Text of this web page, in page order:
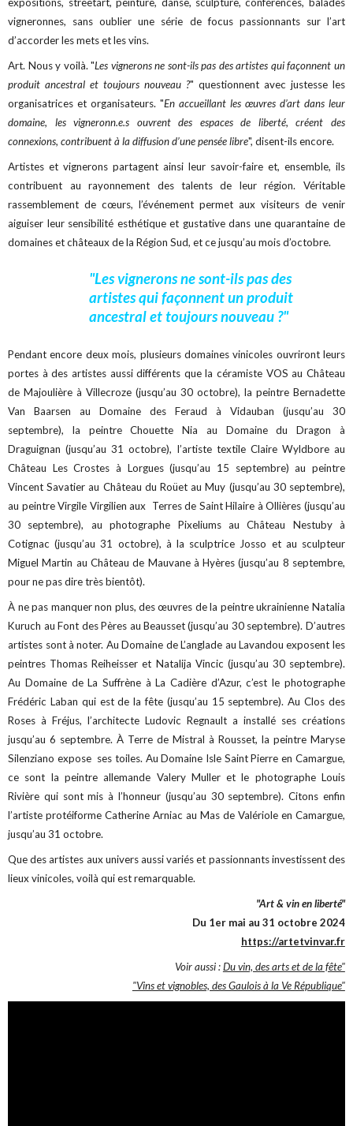
vigneronnes, sans oublier une série de focus passionnants sur l’art
d’accorder les mets et les vins.
Art. Nous y voilà. "Les vignerons ne sont-ils pas des artistes qui façonnent un
produit ancestral et toujours nouveau ?" questionnent avec justesse les
organisatrices et organisateurs. "En accueillant les œuvres d’art dans leur
domaine, les vigneronn.e.s ouvrent des espaces de liberté, créent des
connexions, contribuent à la diffusion d’une pensée libre", disent-ils encore.
Artistes et vignerons partagent ainsi leur savoir-faire et, ensemble, ils
contribuent au rayonnement des talents de leur région. Véritable
rassemblement de cœurs, l’événement permet aux visiteurs de venir
aiguiser leur sensibilité esthétique et gustative dans une quarantaine de
domaines et châteaux de la Région Sud, et ce jusqu’au mois d’octobre.
"Les vignerons ne sont-ils pas des
artistes qui façonnent un produit
ancestral et toujours nouveau ?"
Pendant encore deux mois, plusieurs domaines vinicoles ouvriront leurs
portes à des artistes aussi différents que la céramiste VOS au Château
de Majoulière à Villecroze (jusqu’au 30 octobre), la peintre Bernadette
Van Baarsen au Domaine des Feraud à Vidauban (jusqu’au 30
septembre), la peintre Chouette Nia au Domaine du Dragon à
Draguignan (jusqu’au 31 octobre), l’artiste textile Claire Wyldbore au
Château Les Crostes à Lorgues (jusqu’au 15 septembre) au peintre
Vincent Savatier au Château du Roüet au Muy (jusqu’au 30 septembre),
au peintre Virgile Virgilien aux Terres de Saint Hilaire à Ollières (jusqu’au
30 septembre), au photographe Pixeliums au Château Nestuby à
Cotignac (jusqu’au 31 octobre), à la sculptrice Josso et au sculpteur
Miguel Martin au Château de Mauvane à Hyères (jusqu’au 8 septembre,
pour ne pas dire très bientôt).
À ne pas manquer non plus, des œuvres de la peintre ukrainienne Natalia
Kuruch au Font des Pères au Beausset (jusqu’au 30 septembre). D’autres
artistes sont à noter. Au Domaine de L’anglade au Lavandou exposent les
peintres Thomas Reiheisser et Natalija Vincic (jusqu’au 30 septembre).
Au Domaine de La Suffrène à La Cadière d’Azur, c’est le photographe
Frédéric Laban qui est de la fête (jusqu’au 15 septembre). Au Clos des
Roses à Fréjus, l’architecte Ludovic Regnault a installé ses créations
jusqu’au 6 septembre. À Terre de Mistral à Rousset, la peintre Maryse
Silenziano expose ses toiles. Au Domaine Isle Saint Pierre en Camargue,
ce sont la peintre allemande Valery Muller et le photographe Louis
Rivière qui sont mis à l’honneur (jusqu’au 30 septembre). Citons enfin
l’artiste protéiforme Catherine Arniac au Mas de Valériole en Camargue,
jusqu’au 31 octobre.
Que des artistes aux univers aussi variés et passionnants investissent des
lieux vinicoles, voilà qui est remarquable.
"Art & vin en liberté"
Du 1er mai au 31 octobre 2024
https://artetvinvar.fr
Voir aussi :Du vin, des arts et de la fête"
"Vins et vignobles, des Gaulois à la Ve République"